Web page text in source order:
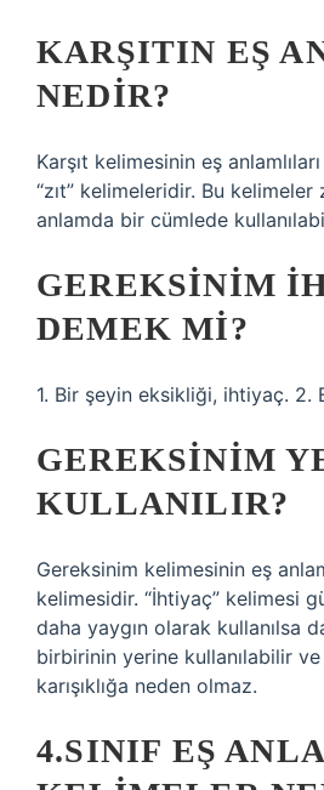
KARŞITIN EŞ
NEDIR?
Karşıt kelimesinin eş anlamlıları
“zıt” kelimeleridir. Bu kelimeler
anlamda bir cümlede
GEREKSINIM
DEMEK MI?
1. Bir şeyin eksikliği, ihtiyaç. 2.
GEREKSINIM
KULLANILIR?
Gereksinim kelimesinin eş
kelimesidir. “İhtiyaç” kelimesi
daha yaygın olarak kullanılsa
birbirinin yerine kullanılabilir ve
karışıklığa neden olmaz.
4.SINIF EŞ